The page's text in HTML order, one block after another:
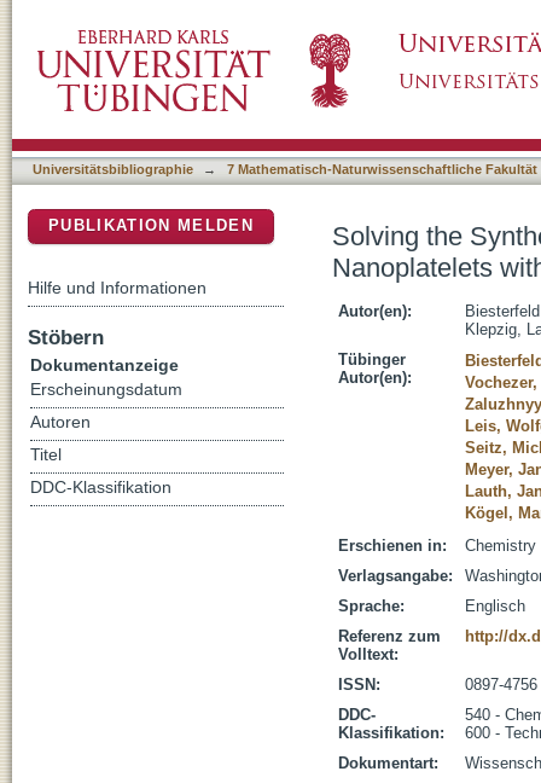
Infrared Emission
Universitätsbibliographie → 7 Mathematisch-Naturwissenschaftliche Fakultät
Solving the
Nanoplatelets
Autor(en):
Klepzig,
Tübinger
Autor(en):
Leis,
Seitz,
Meyer,
Lauth,
Kögel,
Erschienen in:
Chemistry
Verlagsangabe:
Sprache:
Englisch
Referenz zum
Volltext:
http://
ISSN:
0897-4756
DDC-
Klassifikation:
540 -
600 -
Dokumentart:
PUBLIKATION MELDEN
Hilfe und Informationen
Stöbern
Dokumentanzeige
Erscheinungsdatum
Autoren
Titel
DDC-Klassifikation